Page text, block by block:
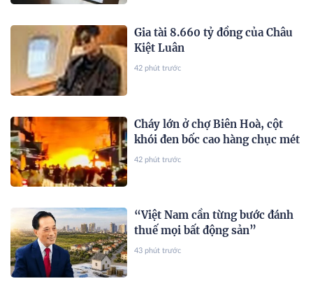
Gia tài 8.660 tỷ đồng của Châu
Kiệt Luân
42 phút trước
Cháy lớn ở chợ Biên Hoà, cột
khói đen bốc cao hàng chục mét
42 phút trước
“Việt Nam cần từng bước đánh
thuế mọi bất động sản”
43 phút trước